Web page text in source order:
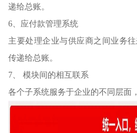
递给总账。
6、应付款管理系统
主要处理企业与供应商之间业务
传递给总账。
7、 模块间的相互联系
各个子系统服务于企业的不同层面